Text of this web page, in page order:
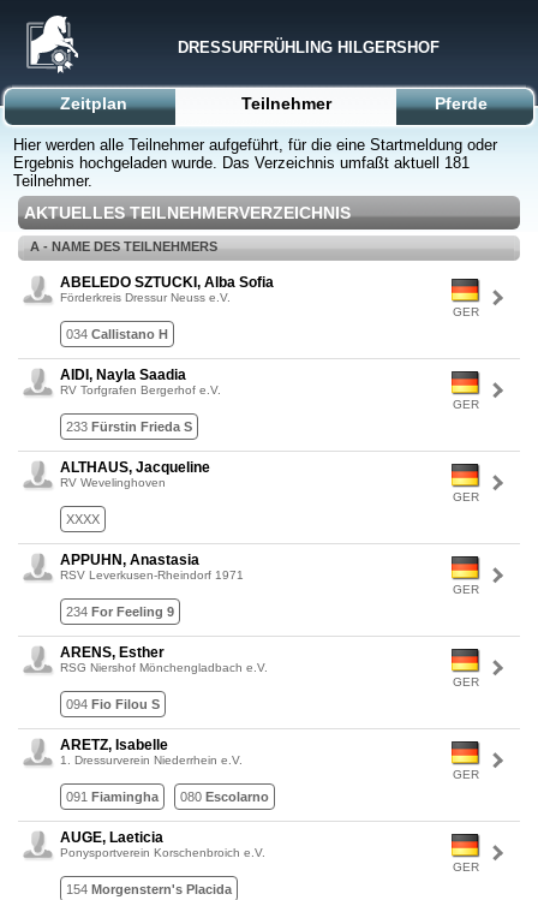
DRESSURFRÜHLING HILGERSHOF
Zeitplan Teilnehmer Pferde
Hier werden alle Teilnehmer aufgeführt, für die eine Startmeldung oder
Ergebnis hochgeladen wurde. Das Verzeichnis umfaßt aktuell 181
Teilnehmer.
AKTUELLES TEILNEHMERVERZEICHNIS
A - NAME DES TEILNEHMERS
GER
ABELEDO SZTUCKI, Alba Sofia
Förderkreis Dressur Neuss e.V.
034 Callistano H
GER
AIDI, Nayla Saadia
RV Torfgrafen Bergerhof e.V.
233 Fürstin Frieda S
GER
ALTHAUS, Jacqueline
RV Wevelinghoven
XXXX
GER
APPUHN, Anastasia
RSV Leverkusen-Rheindorf 1971
234 For Feeling 9
GER
ARENS, Esther
RSG Niershof Mönchengladbach e.V.
094 Fio Filou S
GER
ARETZ, Isabelle
1. Dressurverein Niederrhein e.V.
091 Fiamingha 080 Escolarno
GER
AUGE, Laeticia
Ponysportverein Korschenbroich e.V.
154 Morgenstern's Placida